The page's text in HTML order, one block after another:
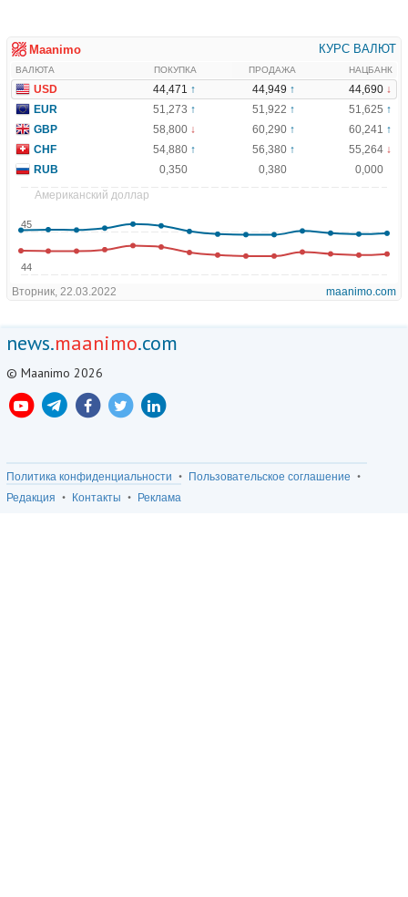
news.maanimo.com
© Maanimo 2026
Политика конфиденциальности
Пользовательское соглашение
Редакция
Контакты Реклама